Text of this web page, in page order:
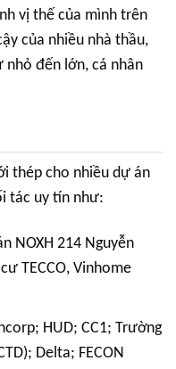
vị thế của mình trên
của nhiều nhà thầu,
đến lớn, cá nhân
thép cho nhiều dự án
tác uy tín như:
NOXH 214 Nguyễn
TECCO, Vinhome
HUD; CC1; Trường
Delta; FECON